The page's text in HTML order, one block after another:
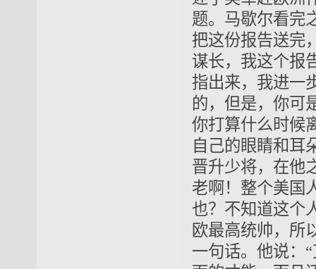
题。马歇尔看完
把这份报告送完
谋长，我这个报
指出来，我进一
的，但是，你可
你打算什么时候
自己的眼睛和耳
晋升少将，在他
老啊！整个美国
也？不知道这个
欧最高统帅，所
一句话。他说：